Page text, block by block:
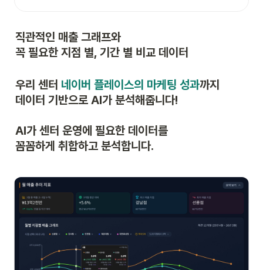
직관적인 매출 그래프와
꼭 필요한 지점 별, 기간 별 비교 데이터
우리 센터 네이버 플레이스의 마케팅 성과까지
데이터 기반으로 AI가 분석해줍니다!
AI가 센터 운영에 필요한 데이터를
꼼꼼하게 취합하고 분석합니다.